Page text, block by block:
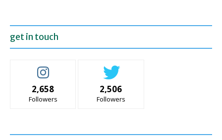
get in touch
2,658
Followers
2,506
Followers